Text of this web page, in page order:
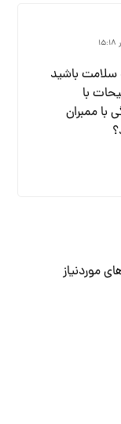
سلامت باشید
با
با ممبران
موردنیاز